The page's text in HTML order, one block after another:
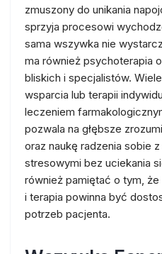
zmuszony do unikania
sprzyja procesowi
sama wszywka nie
ma również psychoterapia
bliskich i specjalistów.
wsparcia lub terapii
leczeniem
pozwala na głębsze
oraz naukę radzenia sobie
stresowymi bez uciekania
również pamiętać o tym,
i terapia powinna być
potrzeb pacjenta.